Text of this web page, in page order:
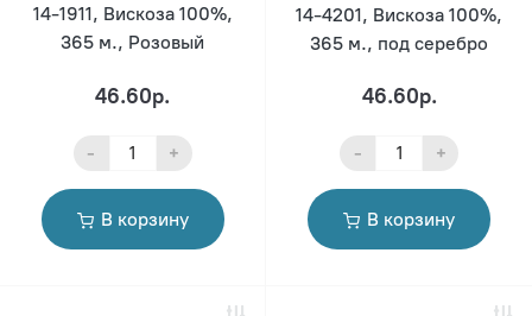
14-1911, Вискоза 100%,
365 м., Розовый
46.60р.
- +
В корзину
14-4201, Вискоза 100%,
365 м., под серебро
46.60р.
- +
В корзину